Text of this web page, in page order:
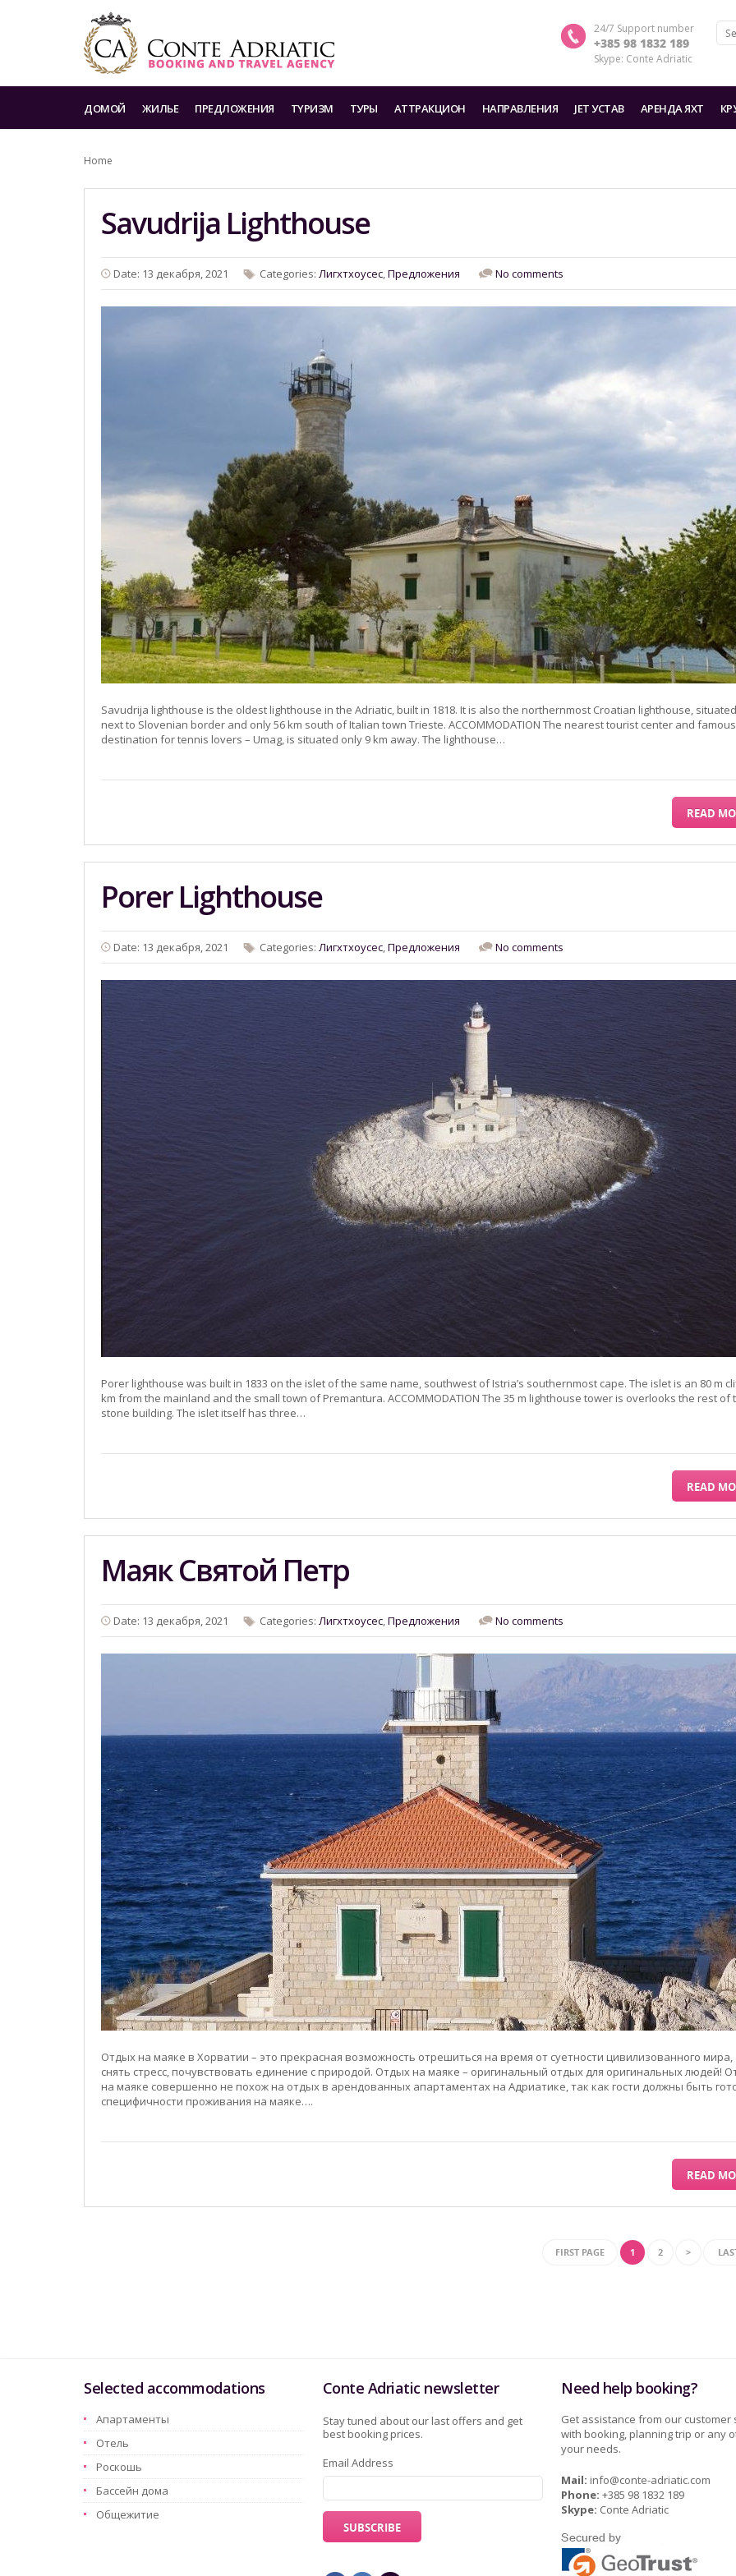
24/7 Support number
+385 98 1832 189
Skype: Conte Adriatic
ДОМОЙ ЖИЛЬЕ ПРЕДЛОЖЕНИЯ TYРИЗМ ТУРЫ AТТРАКЦИОН HАПРАВЛЕНИЯ JET УСТАВ АРЕНДА ЯХТ
Home
Savudrija Lighthouse
Date: 13 декабря, 2021 Categories: Лигхтхоусес,Предложения No comments
Savudrija lighthouse is the oldest lighthouse in the Adriatic, built in 1818. It is also the northernmost Croatian lighthouse,
next to Slovenian border and only 56 km south of Italian town Trieste. ACCOMMODATION The nearest tourist center and famous
destination for tennis lovers – Umag, is situated only 9 km away. The lighthouse…
READ
Porer Lighthouse
Date: 13 декабря, 2021 Categories: Лигхтхоусес,Предложения No comments
Porer lighthouse was built in 1833 on the islet of the same name, southwest of Istria’s southernmost cape. The islet is an 80 m
km from the mainland and the small town of Premantura. ACCOMMODATION The 35 m lighthouse tower is overlooks the rest of
stone building. The islet itself has three…
READ
Mаяк Святой Петр
Date: 13 декабря, 2021 Categories: Лигхтхоусес,Предложения No comments
Отдых на маяке в Хорватии – это прекрасная возможность отрешиться на время от суетности цивилизованного мира,
снять стресс, почувствовать единение с природой. Отдых на маяке – оригинальный отдых для оригинальных людей!
на маяке совершенно не похож на отдых в арендованных апартаментах на Адриатике, так как гости должны быть
специфичности проживания на маяке….
READ
FIRST PAGE 1 2 >
Selected accommodations
Aпартаменты
Oтель
Pоскошь
Бассейн дома
Oбщежитие
Conte Adriatic newsletter
Stay tuned about our last offers and get
best booking prices.
Email Address
Need help booking?
Get assistance from our customer
with booking, planning trip or any
your needs.
Mail: info@conte-adriatic.com
Phone: +385 98 1832 189
Skype: Conte Adriatic